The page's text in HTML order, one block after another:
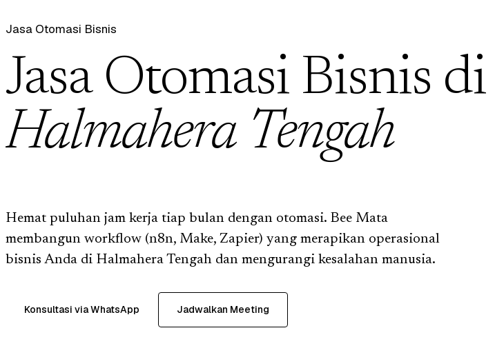
Jasa Otomasi Bisnis
Jasa Otomasi Bisnis di
Halmahera Tengah
Hemat puluhan jam kerja tiap bulan dengan otomasi. Bee Mata
membangun workflow (n8n, Make, Zapier) yang merapikan operasional
bisnis Anda di Halmahera Tengah dan mengurangi kesalahan manusia.
Konsultasi via WhatsApp Jadwalkan Meeting